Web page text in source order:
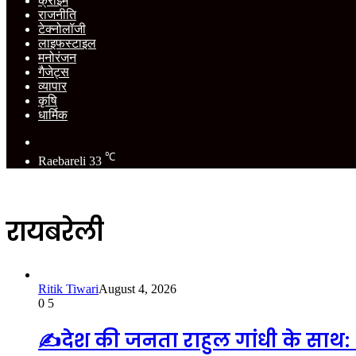
राजनीति
टेक्नोलॉजी
लाइफस्टाइल
मनोरंजन
गैजेट्स
व्यापार
कृषि
धार्मिक
skin
Raebareli 33 ℃
रायबरेली
Ritik TiwariAugust 4, 2026
0 5
✍️देश की जनता राहुल गांधी के